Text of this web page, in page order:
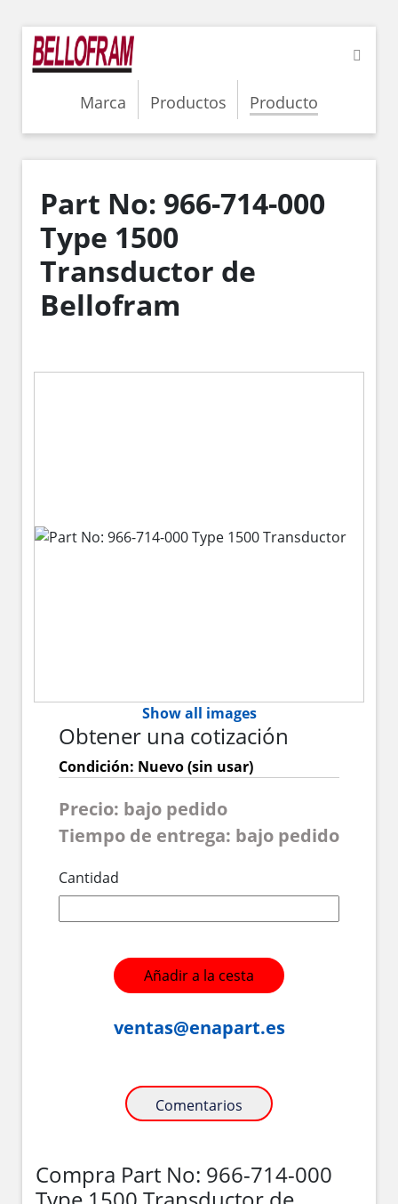
Marca Productos Producto
Part No: 966-714-000
Type 1500
Transductor de
Bellofram
Show all images
Obtener una cotización
Condición: Nuevo (sin usar)
Precio: bajo pedido
Tiempo de entrega: bajo pedido
Cantidad
Añadir a la cesta
ventas@enapart.es
Comentarios
Compra Part No: 966-714-000